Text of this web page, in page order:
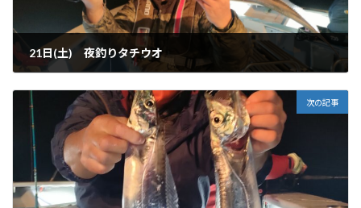
21日(土) 夜釣りタチウオ
次の記事